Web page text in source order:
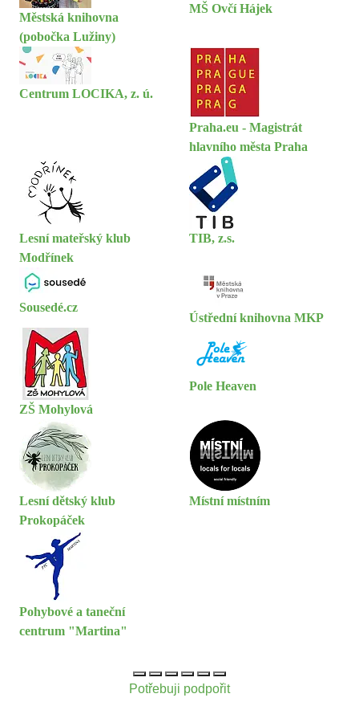
Městská knihovna
(pobočka Lužiny)
MŠ Ovčí Hájek
Centrum LOCIKA, z. ú.
Praha.eu - Magistrát
hlavního města Praha
Lesní mateřský klub
Modřínek
TIB, z.s.
Sousedé.cz
Ústřední knihovna MKP
ZŠ Mohylová
Pole Heaven
Lesní dětský klub
Prokopáček
Místní místním
Pohybové a taneční
centrum "Martina"
Potřebuji podpořit